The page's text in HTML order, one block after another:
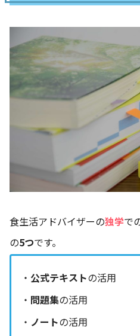
食生活アドバイザーの独学で
の5つです。
・ 公式テキストの活用
・ 問題集の活用
・ ノートの活用